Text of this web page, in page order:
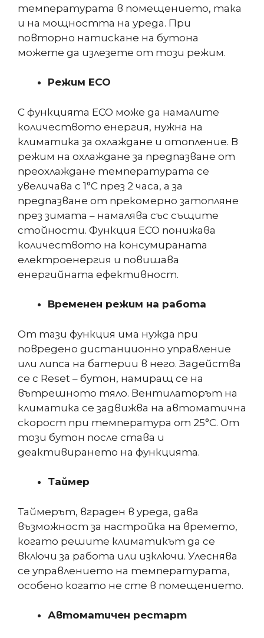
температурата в помещението, така
и на мощността на уреда. При
повторно натискане на бутона
можете да излезете от този режим.
Режим ЕСО
С функцията ЕСО може да намалите
количеството енергия, нужна на
климатика за охлаждане и отопление. В
режим на охлаждане за предпазване от
преохлаждане температурата се
увеличава с 1°С през 2 часа, а за
предпазване от прекомерно затопляне
през зимата – намалява със същите
стойности. Функция ЕСО понижава
количеството на консумираната
електроенергия и повишава
енергийната ефективност.
Временен режим на работа
От тази функция има нужда при
повредено дистанционно управление
или липса на батерии в него. Задейства
се с Reset – бутон, намиращ се на
вътрешното тяло. Вентилаторът на
климатика се задвижва на автоматична
скорост при температура от 25°С. От
този бутон после става и
деактивирането на функцията.
Таймер
Таймерът, вграден в уреда, дава
възможност за настройка на времето,
когато решите климатикът да се
включи за работа или изключи. Улеснява
се управлението на температурата,
особено когато не сте в помещението.
Автоматичен рестарт